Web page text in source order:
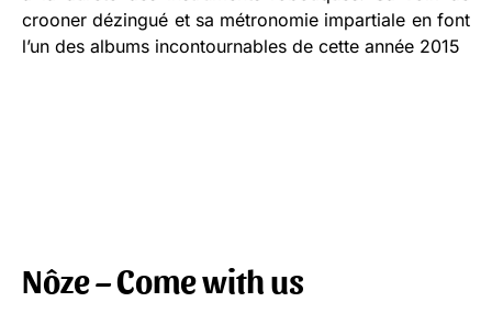
crooner dézingué et sa métronomie impartiale en font
l’un des albums incontournables de cette année 2015
Nôze – Come with us